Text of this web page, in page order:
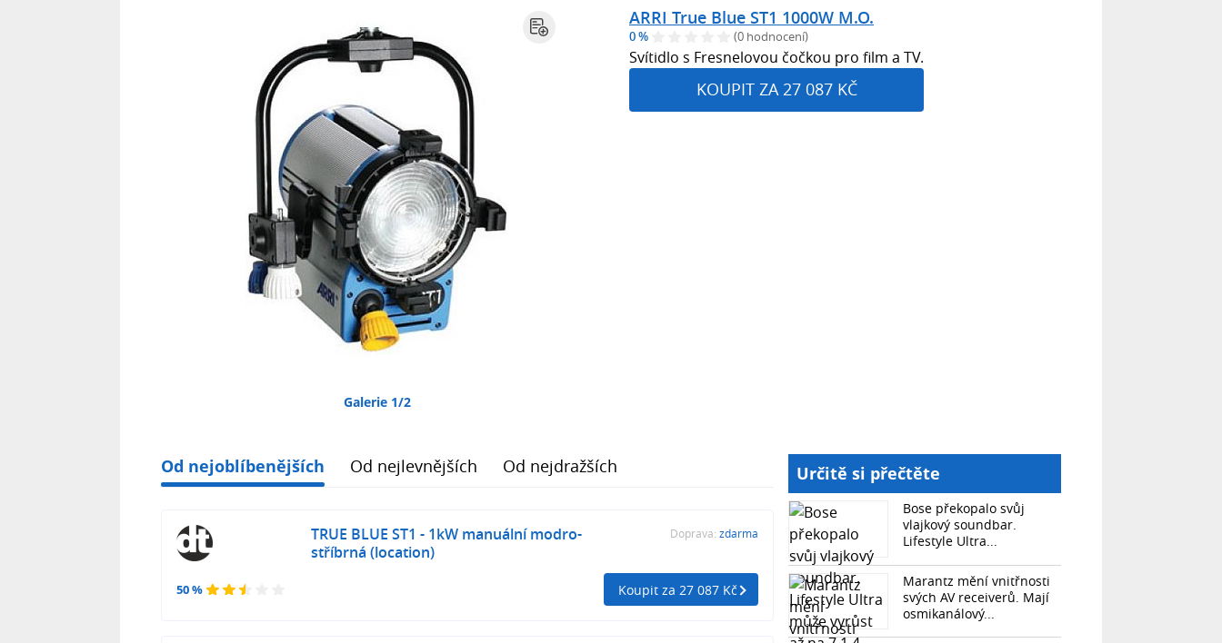
Galerie 1/2
ARRI True Blue ST1 1000W M.O.
0 % (0 hodnocení)
Svítidlo s Fresnelovou čočkou pro film a TV.
KOUPIT ZA 27 087 KČ
Od nejoblíbenějších Od nejlevnějších Od nejdražších
50 %
TRUE BLUE ST1 - 1kW manuální modro-
stříbrná (location)
Doprava: zdarma
Koupit za 27 087 Kč
Určitě si přečtěte
Bose překopalo svůj
vlajkový soundbar.
Lifestyle Ultra...
Marantz mění vnitřnosti
svých AV receiverů. Mají
osmikanálový...